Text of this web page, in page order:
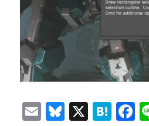
EmailBluesky
X